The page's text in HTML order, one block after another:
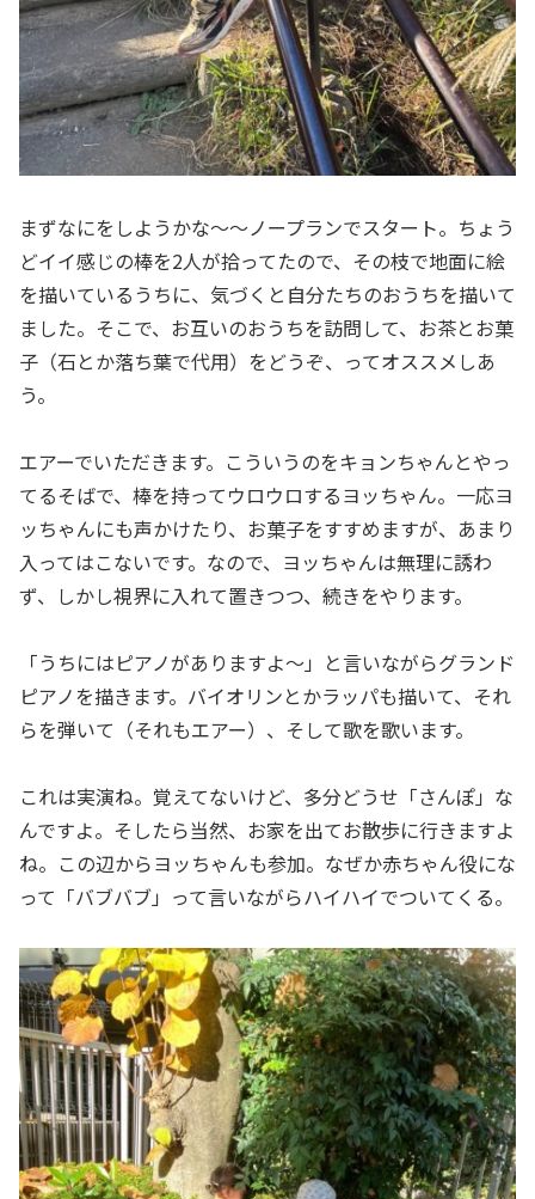
まずなにをしようかな〜〜ノープランでスタート。ちょう
どイイ感じの棒を2人が拾ってたので、その枝で地面に絵
を描いているうちに、気づくと自分たちのおうちを描いて
ました。そこで、お互いのおうちを訪問して、お茶とお菓
子（石とか落ち葉で代用）をどうぞ、ってオススメしあ
う。
エアーでいただきます。こういうのをキョンちゃんとやっ
てるそばで、棒を持ってウロウロするヨッちゃん。一応ヨ
ッちゃんにも声かけたり、お菓子をすすめますが、あまり
入ってはこないです。なので、ヨッちゃんは無理に誘わ
ず、しかし視界に入れて置きつつ、続きをやります。
「うちにはピアノがありますよ〜」と言いながらグランド
ピアノを描きます。バイオリンとかラッパも描いて、それ
らを弾いて（それもエアー）、そして歌を歌います。
これは実演ね。覚えてないけど、多分どうせ「さんぽ」な
んですよ。そしたら当然、お家を出てお散歩に行きますよ
ね。この辺からヨッちゃんも参加。なぜか赤ちゃん役にな
って「バブバブ」って言いながらハイハイでついてくる。